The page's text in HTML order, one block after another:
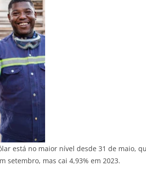
está no maior nível desde 31 de maio,
setembro, mas cai 4,93% em 2023.